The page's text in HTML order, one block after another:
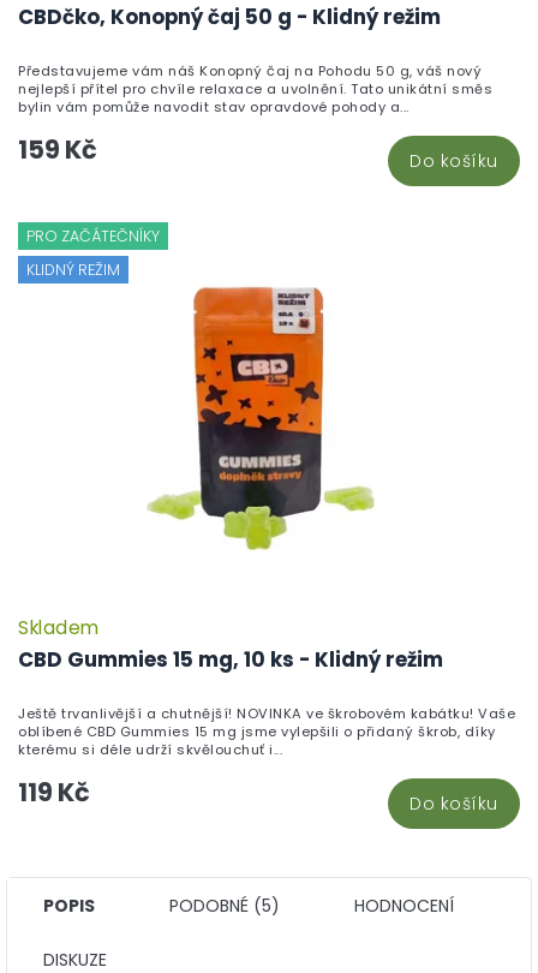
CBDčko, Konopný čaj 50 g - Klidný režim
159 Kč Do košíku
Představujeme vám náš Konopný čaj na Pohodu 50 g, váš nový
nejlepší přítel pro chvíle relaxace a uvolnění. Tato unikátní směs
bylin vám pomůže navodit stav opravdové pohody a...
PRO ZAČÁTEČNÍKY
KLIDNÝ REŽIM
CBD Gummies 15 mg, 10 ks - Klidný režim
Skladem
119 Kč Do košíku
Ještě trvanlivější a chutnější! NOVINKA ve škrobovém kabátku! Vaše
oblíbené CBD Gummies 15 mg jsme vylepšili o přidaný škrob, díky
kterému si déle udrží skvělouchuť i...
POPIS PODOBNÉ (5) HODNOCENÍ
DISKUZE